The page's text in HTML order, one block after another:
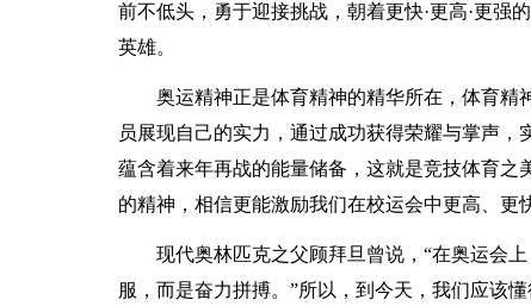
前不低头，勇于迎接挑战，朝着更快·更高·更强
英雄。
奥运精神正是体育精神的精华所在，体育精
员展现自己的实力，通过成功获得荣耀与掌声
蕴含着来年再战的能量储备，这就是竞技体育
的精神，相信更能激励我们在校运会中更高、更
现代奥林匹克之父顾拜旦曾说，“在奥运会
服，而是奋力拼搏。”所以，到今天，我们应该